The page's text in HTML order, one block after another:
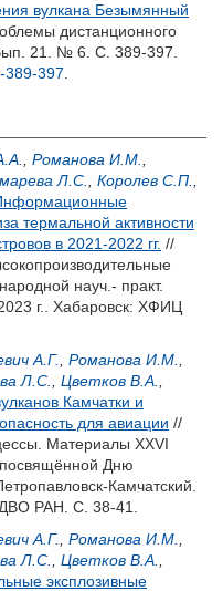
вулкана Безымянный
дистанционного
21. № 6. С. 389-397.
389-397
Романова И.М.
Л.С. Королев С.П.
термальной активности
в 2021-2022 гг. //
науч.- практ.
г.. Хабаровск: ХФИЦ
А.Г. Романова И.М.
Л.С. Цветков В.А.
Камчатки и
для авиации //
Материалы XXVI
Дню
Камчатский.
РАН. С. 38-41.
А.Г. Романова И.М.
Л.С. Цветков В.А.
эксплозивные